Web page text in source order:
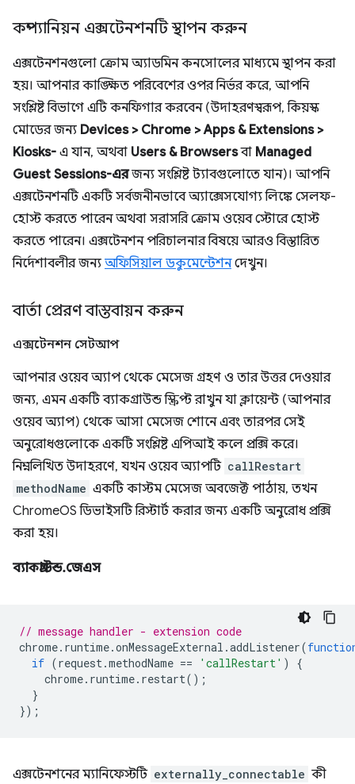
কম্প্যানিয়ন এক্সটেনশনটি স্থাপন করুন
এক্সটেনশনগুলো ক্রোম অ্যাডমিন কনসোলের মাধ্যমে স্থাপন করা
হয়। আপনার কাঙ্ক্ষিত পরিবেশের ওপর নির্ভর করে, আপনি
সংশ্লিষ্ট বিভাগে এটি কনফিগার করবেন (উদাহরণস্বরূপ, কিয়স্ক
মোডের জন্য Devices > Chrome > Apps & Extensions >
Kiosks- এ যান, অথবা Users & Browsersবা Managed
Guest Sessions-এরজন্য সংশ্লিষ্ট ট্যাবগুলোতে যান)। আপনি
এক্সটেনশনটি একটি সর্বজনীনভাবে অ্যাক্সেসযোগ্য লিঙ্কে সেলফ-
হোস্ট করতে পারেন অথবা সরাসরি ক্রোম ওয়েব স্টোরে হোস্ট
করতে পারেন। এক্সটেনশন পরিচালনার বিষয়ে আরও বিস্তারিত
নির্দেশাবলীর জন্য অফিসিয়াল ডকুমেন্টেশনদেখুন।
বার্তা প্রেরণ বাস্তবায়ন করুন
এক্সটেনশন সেটআপ
আপনার ওয়েব অ্যাপ থেকে মেসেজ গ্রহণ ও তার উত্তর দেওয়ার
জন্য, এমন একটি ব্যাকগ্রাউন্ড স্ক্রিপ্ট রাখুন যা ক্লায়েন্ট (আপনার
ওয়েব অ্যাপ) থেকে আসা মেসেজ শোনে এবং তারপর সেই
অনুরোধগুলোকে একটি সংশ্লিষ্ট এপিআই কলে প্রক্সি করে।
নিম্নলিখিত উদাহরণে, যখন ওয়েব অ্যাপটি callRestart
methodName একটি কাস্টম মেসেজ অবজেক্ট পাঠায়, তখন
ChromeOS ডিভাইসটি রিস্টার্ট করার জন্য একটি অনুরোধ প্রক্সি
করা হয়।
ব্যাকগ্রাউন্ড.জেএস
// message handler - extension code
chrome. runtime.onMessageExternal .addListener(
if (request.methodName == 'callRestart' )
{
chrome. runtime. restart();
}
});
এক্সটেনশনের ম্যানিফেস্টটি externally_connectable⁠⁠ কী